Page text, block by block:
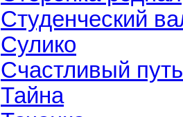
Студенческий
Сулико
Счастливый путь
Тайна